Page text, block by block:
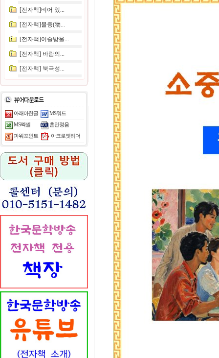
[전자책]비어 있...
[전자책]물증(物...
[전자책]이슬방울...
[전자책] 바람의...
[전자책] 북극성...
아래아한글 MS워드
MS엑셀 훈민정음
파워포인트 아크로벳리더